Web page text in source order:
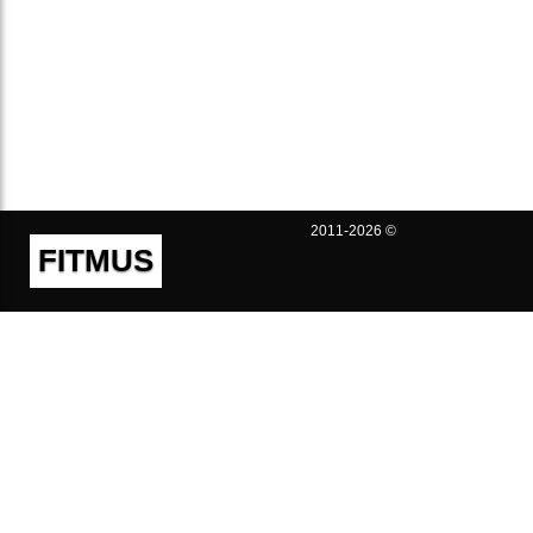
FITMUS
2011-2026 ©